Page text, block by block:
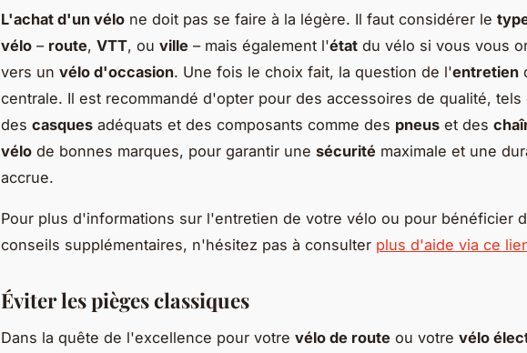
L'achat d'un vélo ne doit pas se faire à la légère. Il faut considérer le
vélo – route, VTT, ou ville – mais également l'état du vélo si vous vous
vers un vélo d'occasion. Une fois le choix fait, la question de l'entretien
centrale. Il est recommandé d'opter pour des accessoires de qualité, tels
des casques adéquats et des composants comme des pneus et des
vélo de bonnes marques, pour garantir une sécurité maximale et une
accrue.
Pour plus d'informations sur l'entretien de votre vélo ou pour bénéficier
conseils supplémentaires, n'hésitez pas à consulter plus d'aide via ce
Éviter les pièges classiques
Dans la quête de l'excellence pour votre vélo de route ou votre vélo